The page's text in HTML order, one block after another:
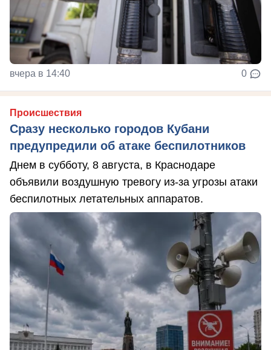
вчера в 14:40 0
Происшествия
Сразу несколько городов Кубани
предупредили об атаке беспилотников
Днем в субботу, 8 августа, в Краснодаре
объявили воздушную тревогу из-за угрозы атаки
беспилотных летательных аппаратов.